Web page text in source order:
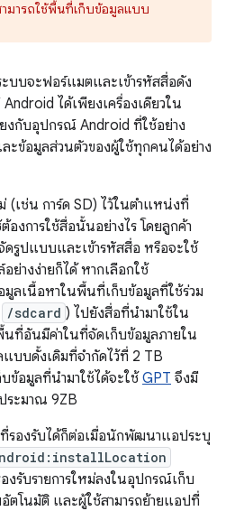
มารถใช้พื้นที่เก็บข้อมูลแบบ
บบจะฟอร์แมตและเข้ารหัสสื่อดัง
ได้เพียงเครื่องเดียวใน
งกับอุปกรณ์ Android ที่ใช้อย่าง
ข้อมูลส่วนตัวของผู้ใช้ทุกคนได้อย่าง
(เช่น การ์ด SD) ไว้ในตำแหน่งที่
องการใช้สื่อนั้นอย่างไร โดยลูกค้า
ดรูปแบบและเข้ารหัสสื่อ หรือจะใช้
างง่ายก็ได้ หากเลือกใช้
ลเนื้อหาในพื้นที่เก็บข้อมูลที่ใช้ร่วม
/sdcard ) ไปยังสื่อที่นำมาใช้ใน
ที่อันมีค่าในที่จัดเก็บข้อมูลภายใน
บบดั้งเดิมที่จำกัดไว้ที่ 2 TB
ข้อมูลที่นำมาใช้ได้จะใช้ GPT จึงมี
ระมาณ 9ZB
รองรับได้ก็ต่อเมื่อนักพัฒนาแอประบุ
รับรายการใหม่ลงในอุปกรณ์เก็บ
ตโนมัติ และผู้ใช้สามารถย้ายแอปที่